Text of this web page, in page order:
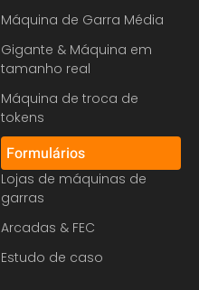
Máquina de Garra Média
Gigante & Máquina em
tamanho real
Máquina de troca de
tokens
Formulários
Lojas de máquinas de
garras
Arcadas & FEC
Estudo de caso